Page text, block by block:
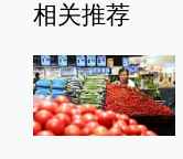
相关推荐